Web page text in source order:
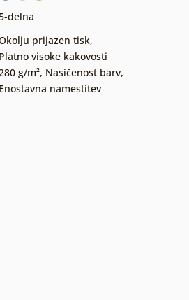
delna
prijazen tisk,
Platno visoke kakovosti
280 g/m², Nasičenost barv,
Enostavna namestitev